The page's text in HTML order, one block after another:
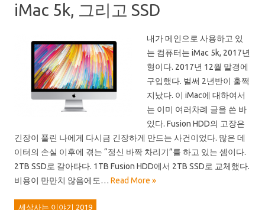
iMac 5k, 그리고 SSD
내가 메인으로 사용하고 있
는 컴퓨터는 iMac 5k, 2017년
형이다. 2017년 12월 말경에
구입했다. 벌써 2년반이 훌쩍
지났다. 이 iMac에 대하여서
는 이미 여러차례 글을 쓴 바
있다. Fusion HDD의 고장은
긴장이 풀린 나에게 다시금 긴장하게 만드는 사건이었다. 많은 데
이터의 손실 이후에 겪는 “정신 바짝 차리기”를 하고 있는 셈이다.
2TB SSD로 갈아타다. 1TB Fusion HDD에서 2TB SSD로 교체했다.
비용이 만만치 않음에도… Read More »
세상사는 이야기 2019